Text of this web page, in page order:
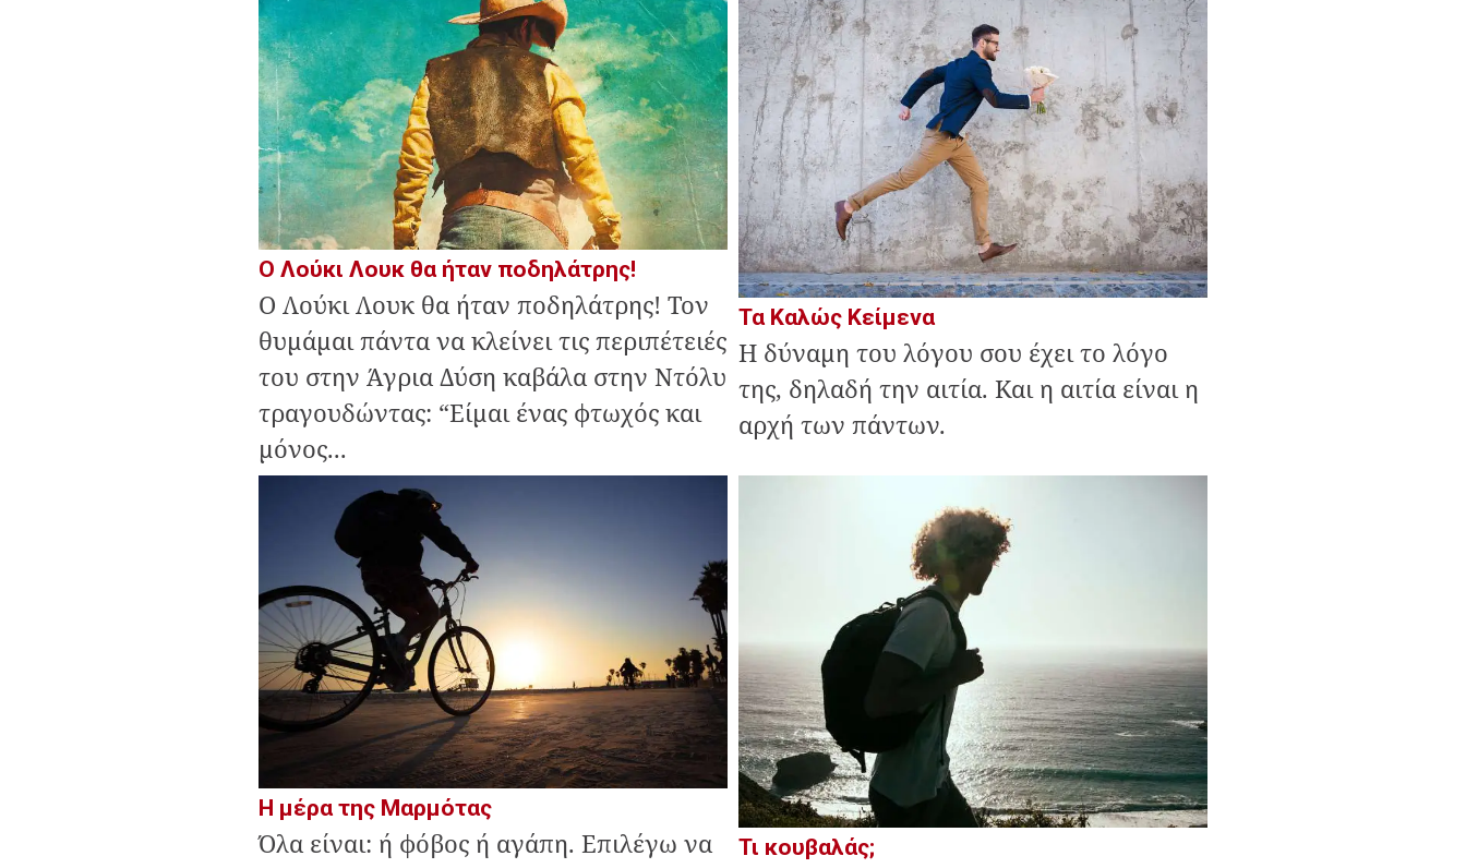
Ο Λούκι Λουκ θα ήταν ποδηλάτρης!
Ο Λούκι Λουκ θα ήταν ποδηλάτρης! Τον
θυμάμαι πάντα να κλείνει τις περιπέτειές
του στην Άγρια Δύση καβάλα στην Ντόλυ
τραγουδώντας: “Είμαι ένας φτωχός και
μόνος...
Τα Καλώς Κείμενα
Η δύναμη του λόγου σου έχει το λόγο
της, δηλαδή την αιτία. Και η αιτία είναι η
αρχή των πάντων.
Η μέρα της Μαρμότας
Όλα είναι: ή φόβος ή αγάπη. Επιλέγω να
Τι κουβαλάς;